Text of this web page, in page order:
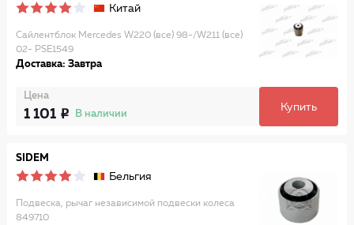
Китай
Сайлентблок Mercedes W220 (все) 98-/W211 (все)
02- PSE1549
Доставка: Завтра
Цена
1 101 В наличии
Купить
SIDEM
Бельгия
Подвеска, рычаг независимой подвески колеса
849710